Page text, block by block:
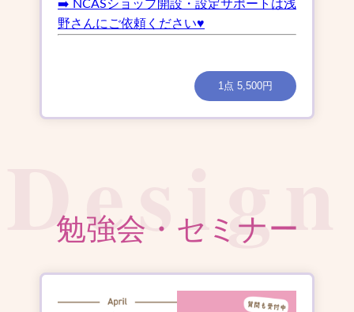
➡️ NCASショップ開設・設定サポートは浅
野さんにご依頼ください♥
1点 5,500円
勉強会・セミナー